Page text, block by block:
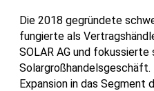
Die 2018 gegründete
fungierte als
SOLAR AG und
Expansion in das Segment